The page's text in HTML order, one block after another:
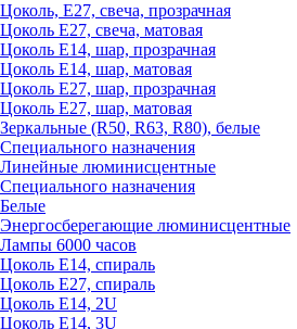
Цоколь, Е27, свеча, прозрачная
Цоколь Е27, свеча, матовая
Цоколь Е14, шар, прозрачная
Цоколь Е14, шар, матовая
Цоколь Е27, шар, прозрачная
Цоколь Е27, шар, матовая
Зеркальные (R50, R63, R80), белые
Специального назначения
Линейные люминисцентные
Специального назначения
Белые
Энергосберегающие люминисцентные
Лампы 6000 часов
Цоколь Е14, спираль
Цоколь Е27, спираль
Цоколь Е14, 2U
Цоколь Е14, 3U